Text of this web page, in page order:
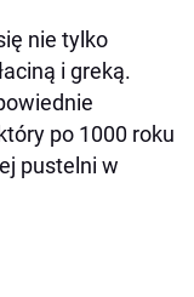
nie tylko
i greką.
po 1000 roku
pustelni w